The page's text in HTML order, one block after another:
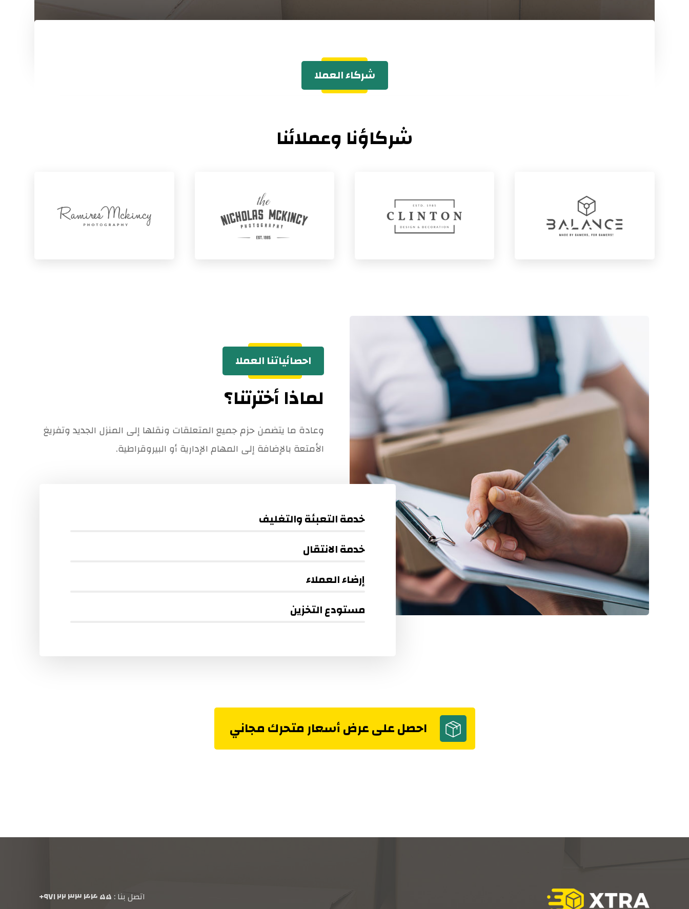
شركاء العملا
شركاؤنا وعملائنا
احصائياتنا العملا
لماذا أخترتنا؟
وعادة ما يتضمن حزم جميع المتعلقات ونقلها إلى المنزل الجديد وتفريغ
الأمتعة بالإضافة إلى المهام الإدارية أو البيروقراطية.
خدمة التعبئة والتغليف
خدمة الانتقال
إرضاء العملاء
مستودع التخزين
احصل على عرض أسعار متحرك مجاني
اتصل بنا : ۵۵ ۴۴ ۳۳ ۲۲ ۹۷۱+